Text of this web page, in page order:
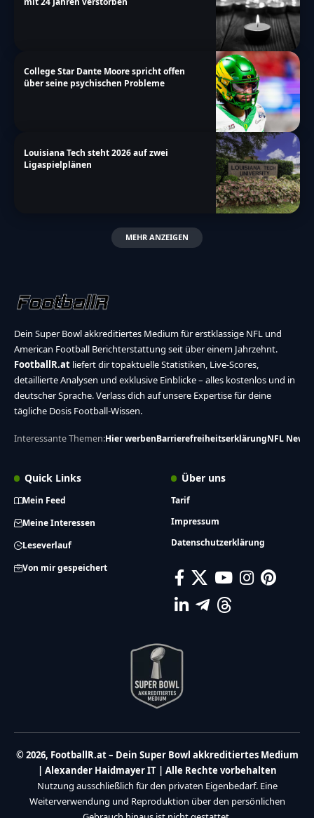
College Star Dante Moore spricht offen
über seine psychischen Probleme
Louisiana Tech steht 2026 auf zwei
Ligaspielplänen
MEHR ANZEIGEN
Dein Super Bowl akkreditiertes Medium für erstklassige NFL und
American Football Berichterstattung seit über einem Jahrzehnt.
FootballR.at liefert dir topaktuelle Statistiken, Live-Scores,
detaillierte Analysen und exklusive Einblicke – alles kostenlos und in
deutscher Sprache. Verlass dich auf unsere Expertise für deine
tägliche Dosis Football-Wissen.
Interessante Themen:Hier werbenBarrierefreiheitserklärungNFL News
Quick Links
Mein Feed
Meine Interessen
Leseverlauf
Von mir gespeichert
Über uns
Tarif
Impressum
Datenschutzerklärung
© 2026, FootballR.at – Dein Super Bowl akkreditiertes Medium
| Alexander Haidmayer IT | Alle Rechte vorbehalten
Nutzung ausschließlich für den privaten Eigenbedarf. Eine
Weiterverwendung und Reproduktion über den persönlichen